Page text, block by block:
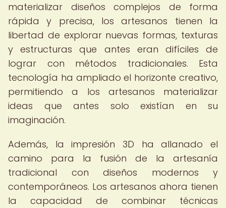
materializar diseños complejos de forma
rápida y precisa, los artesanos tienen la
libertad de explorar nuevas formas, texturas
y estructuras que antes eran difíciles de
lograr con métodos tradicionales. Esta
tecnología ha ampliado el horizonte creativo,
permitiendo a los artesanos materializar
ideas que antes solo existían en su
imaginación.
Además, la impresión 3D ha allanado el
camino para la fusión de la artesanía
tradicional con diseños modernos y
contemporáneos. Los artesanos ahora tienen
la capacidad de combinar técnicas